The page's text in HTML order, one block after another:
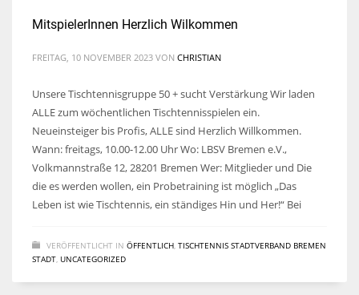
MitspielerInnen Herzlich Wilkommen
FREITAG, 10 NOVEMBER 2023 VON CHRISTIAN
Unsere Tischtennisgruppe 50 + sucht Verstärkung Wir laden
ALLE zum wöchentlichen Tischtennisspielen ein.
Neueinsteiger bis Profis, ALLE sind Herzlich Willkommen.
Wann: freitags, 10.00-12.00 Uhr Wo: LBSV Bremen e.V.,
Volkmannstraße 12, 28201 Bremen Wer: Mitglieder und Die
die es werden wollen, ein Probetraining ist möglich „Das
Leben ist wie Tischtennis, ein ständiges Hin und Her!“ Bei
VERÖFFENTLICHT IN ÖFFENTLICH TISCHTENNIS STADTVERBAND BREMEN
STADT UNCATEGORIZED